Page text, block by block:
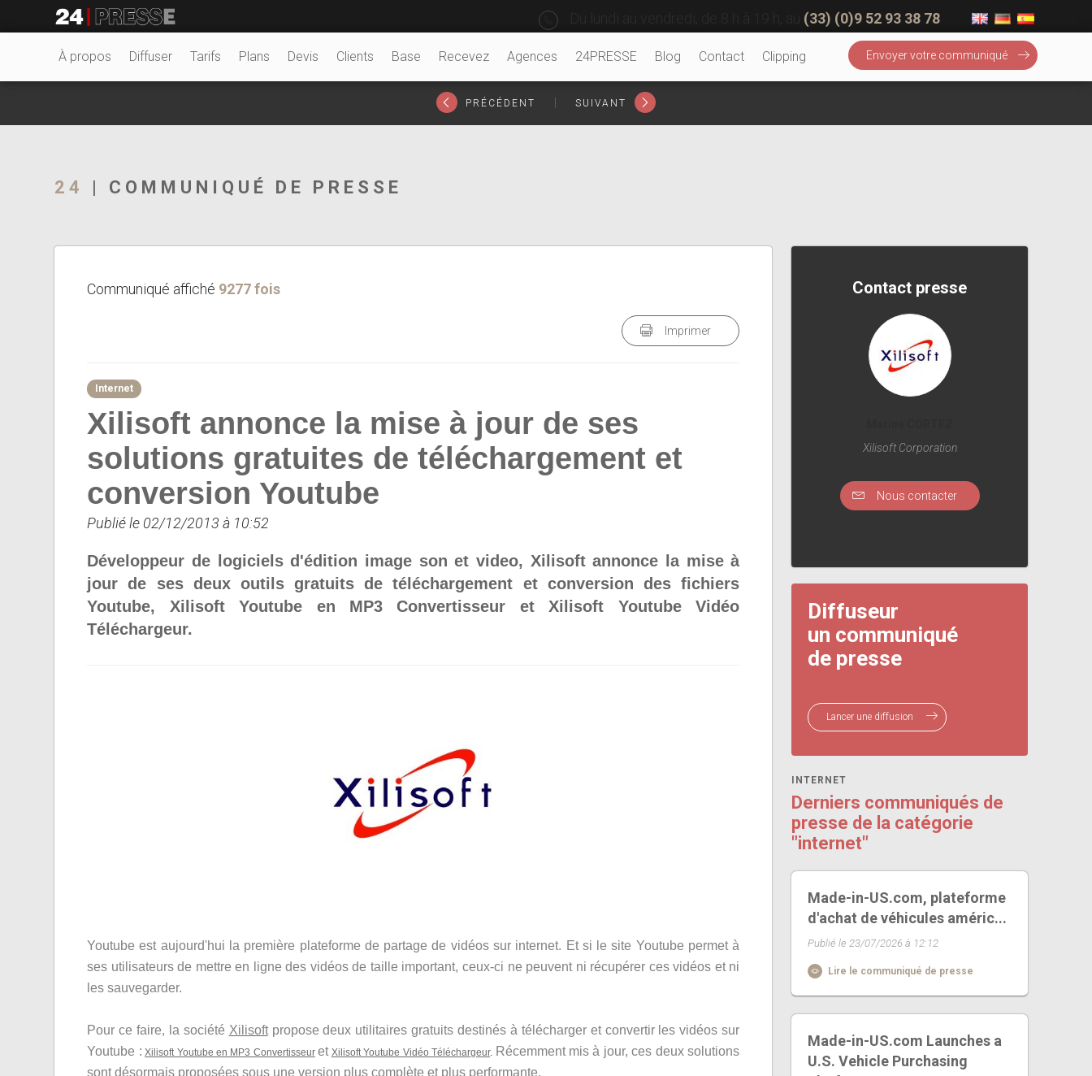
24Presse -
(33) (0)9 52 93 38 78
À propos Diffuser Tarifs Plans Devis Clients Base Recevez Agences 24PRESSE Blog Contact Clipping Envoyer votre communiqué
PRÉCÉDENT SUIVANT
24 | COMMUNIQUÉ DE PRESSE
Communiqué affiché 9277 fois
Imprimer
Internet
Xilisoft annonce la mise à jour de ses
solutions gratuites de téléchargement et
conversion Youtube
Publié le 02/12/2013 à 10:52
Développeur de logiciels d'édition image son et video, Xilisoft annonce la mise à
jour de ses deux outils gratuits de téléchargement et conversion des fichiers
Youtube, Xilisoft Youtube en MP3 Convertisseur et Xilisoft Youtube Vidéo
Téléchargeur.
Youtube est aujourd'hui la première plateforme de partage de vidéos sur internet. Et si le site Youtube permet à
ses utilisateurs de mettre en ligne des vidéos de taille important, ceux-ci ne peuvent ni récupérer ces vidéos et ni
les sauvegarder.
Pour ce faire, la société Xilisoftpropose deux utilitaires gratuits destinés à télécharger et convertir les vidéos sur
Youtube : Xilisoft Youtube en MP3 Convertisseur et Xilisoft Youtube Vidéo Téléchargeur. Récemment mis à jour, ces deux solutions
sont désormais proposées sous une version plus complète et plus performante.
Contact presse
Xilisoft Corporation
Nous contacter
Diffuseur
un communiqué
de presse
Lancer une diffusion
INTERNET
Derniers communiqués de
presse de la catégorie
"internet"
Made-in-US.com, plateforme
d'achat de véhicules améric...
Publié le 23/07/2026 à 12:12
Lire le communiqué de presse
Made-in-US.com Launches a
U.S. Vehicle Purchasing